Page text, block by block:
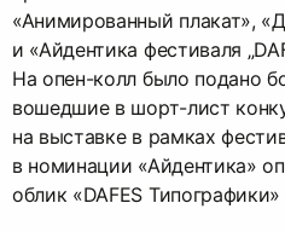
«Анимированный плакат»,
и «Айдентика фестиваля
На опен-колл было подано
вошедшие в шорт-лист
на выставке в рамках
в номинации «Айдентика»
облик «DAFES